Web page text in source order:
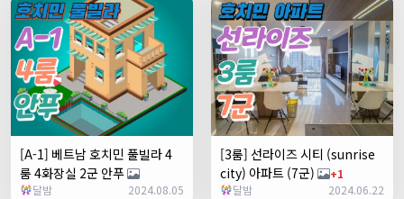
[A-1] 베트남 호치민 풀빌라 4
룸 4화장실 2군 안푸
달밤 2024.08.05
[3룸] 선라이즈 시티 (sunrise
city) 아파트 (7군)
+1
달밤
2024.06.22